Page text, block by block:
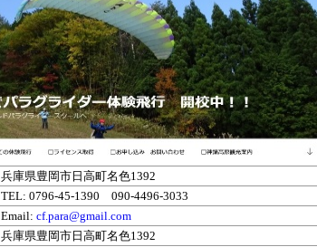
兵庫県豊岡市日高町名色1392
TEL: 0796-45-1390 090-4496-3033
Email: cf.para@gmail.com
兵庫県豊岡市日高町名色1392